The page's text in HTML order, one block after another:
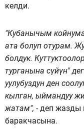
келди.
"Кубанычым
ата болуп отурам.
болдук.
турганына сүйүн"
уулубуздун ден
кылган, ыймандуу
жатам", - деп жазды
баракчасына.